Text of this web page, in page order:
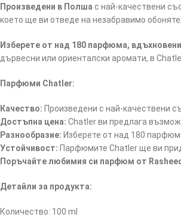
Произведени в Полша с най-качествени
което ще ви отведе на незабравимо
Изберете от над 180 парфюма,
дървесни или ориенталски аромати, в
Парфюми Chatler:
Качество: Произведени с най-качествени
Достъпна цена: Chatler ви предлага
Разнообразие: Изберете от над 180
Устойчивост: Парфюмите Chatler ще ви
Поръчайте любимия си парфюм от
Детайли за продукта:
Количество: 100 ml